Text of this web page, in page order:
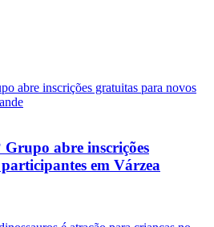
abre inscrições
em Várzea